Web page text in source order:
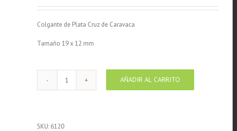
Colgante de Plata Cruz de Caravaca
Tamaño 19 x 12 mm
Colgante
AÑADIR AL CARRITO
SKU: 6120